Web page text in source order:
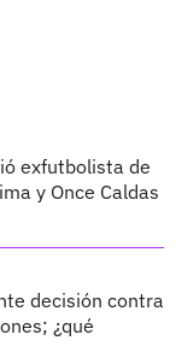
exfutbolista de
y Once Caldas
decisión contra
¿qué